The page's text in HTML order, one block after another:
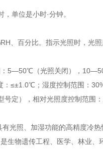
，单位是小时·分钟。
、百分比。指示光照时，光
5—50℃ （光照关闭），
≤±1.0℃ ；湿度控制范围：
号定），相对光照度控制范围
光照、加湿功能的高精度冷
生物遗传工程、医学、林业